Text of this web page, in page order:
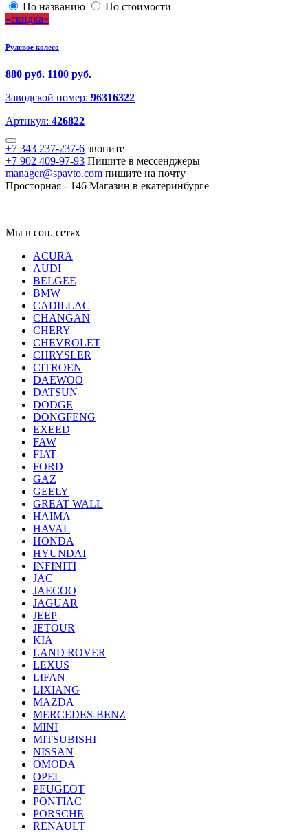
По названию
По стоимости
скидка
Рулевое колесо
880 руб. 1100 руб.
Заводской номер: 96316322
Артикул: 426822
+7 343 237-237-6 звоните
+7 902 409-97-93 Пишите в мессенджеры
manager@spavto.com пишите на почту
Просторная - 146 Магазин в екатеринбурге
Мы в соц. сетях
ACURA
AUDI
BELGEE
BMW
CADILLAC
CHANGAN
CHERY
CHEVROLET
CHRYSLER
CITROEN
DAEWOO
DATSUN
DODGE
DONGFENG
EXEED
FAW
FIAT
FORD
GAZ
GEELY
GREAT WALL
HAIMA
HAVAL
HONDA
HYUNDAI
INFINITI
JAC
JAECOO
JAGUAR
JEEP
JETOUR
KIA
LAND ROVER
LEXUS
LIFAN
LIXIANG
MAZDA
MERCEDES-BENZ
MINI
MITSUBISHI
NISSAN
OMODA
OPEL
PEUGEOT
PONTIAC
PORSCHE
RENAULT